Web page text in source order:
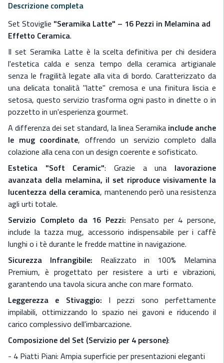
lunghi o i tè durante le fredde mattine in navigazione.
Sicurezza Infrangibile: Realizzato in 100% Melamina
Premium, è progettato per resistere a urti e vibrazioni,
garantendo una tavola sicura anche con mare formato.
Leggerezza e Stivaggio:I pezzi sono perfettamente
impilabili, ottimizzando lo spazio nei gavoni e riducendo il
carico complessivo dell'imbarcazione.
Composizione del Set (Servizio per 4 persone) :
- 4 Piatti Piani: Ampia superficie per presentazioni eleganti
- 4 Piatti Side/Dessert: Versatili per antipasti o colazioni
- 4 Ciotole: Profonde e capienti per pasta, cereali o zuppe
- 4 Mug: Tazze coordinate con manico ergonomico
Specifiche Tecniche:
-Piatto Piano: Ø 26.6 cm x 2.5 cm
- Piatto Side: Ø 21.5 cm x 2.1 cm
- Ciotola: Ø 15.8 cm x 7.1 cm
- Tazza Mug: (12.5oz) Ø 8.8 cm x 10.0 cm
- Materiale: 100% Melamina Premium (BPA Free)
- Finitura: Crema Latte lucido
- Cura: Lavabile in lavastoviglie. Si sconsiglia l'uso in forno o
microonde
Il consiglio di stile: La tonalità neutra del Seramika Latte
è incredibilmente versatile: si sposa magnificamente con
tovaglie in cotone grezzo, decorazioni in legno di teak e
dettagli in corda, creando un ambiente "Boho-Chic"
sofisticato e accogliente sulla tua barca.
Descrizione completa
Set Stoviglie "Seramika Latte" – 16 Pezzi in Melamina ad
Effetto Ceramica.
Il set Seramika Latte è la scelta definitiva per chi desidera
l'estetica calda e senza tempo della ceramica artigianale
senza le fragilità legate alla vita di bordo. Caratterizzato da
una delicata tonalità "latte" cremosa e una finitura liscia e
setosa, questo servizio trasforma ogni pasto in dinette o in
pozzetto in un'esperienza gourmet.
A differenza dei set standard, la linea Seramika include anche
le mug coordinate, offrendo un servizio completo dalla
colazione alla cena con un design coerente e sofisticato.
Estetica "Soft Ceramic": Grazie a una lavorazione
avanzata della melamina, il set riproduce visivamente la
lucentezza della ceramica, mantenendo però una resistenza
agli urti totale.
Servizio Completo da 16 Pezzi: Pensato per 4 persone,
include la tazza mug, accessorio indispensabile per i caffè
lunghi o i tè durante le fredde mattine in navigazione.
Sicurezza Infrangibile: Realizzato in 100% Melamina
Premium, è progettato per resistere a urti e vibrazioni,
garantendo una tavola sicura anche con mare formato.
Leggerezza e Stivaggio: I pezzi sono perfettamente
impilabili, ottimizzando lo spazio nei gavoni e riducendo il
carico complessivo dell'imbarcazione.
Composizione del Set (Servizio per 4 persone):
- 4 Piatti Piani: Ampia superficie per presentazioni eleganti